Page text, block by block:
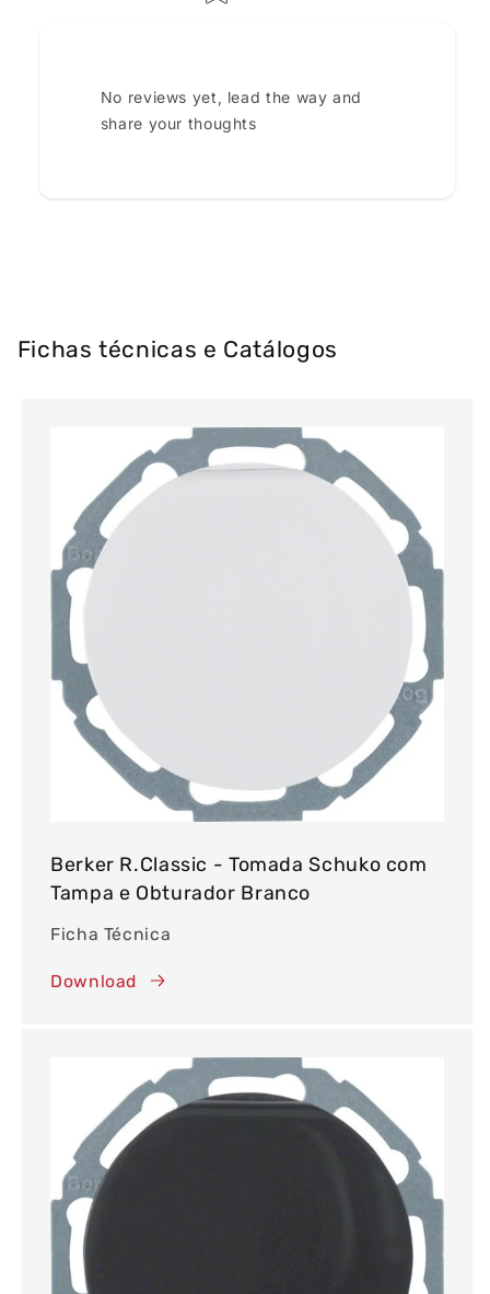
No reviews yet, lead the way and
share your thoughts
Fichas técnicas e Catálogos
Berker R.Classic - Tomada Schuko com
Tampa e Obturador Branco
Ficha Técnica
Download